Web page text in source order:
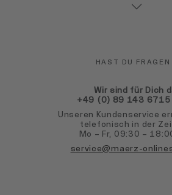
HAST DU FRAGEN
Wir sind für Dich
+49 (0) 89 143
Unseren Kundenservice
telefonisch in der
Mo – Fr, 09:30 –
service@maerz-